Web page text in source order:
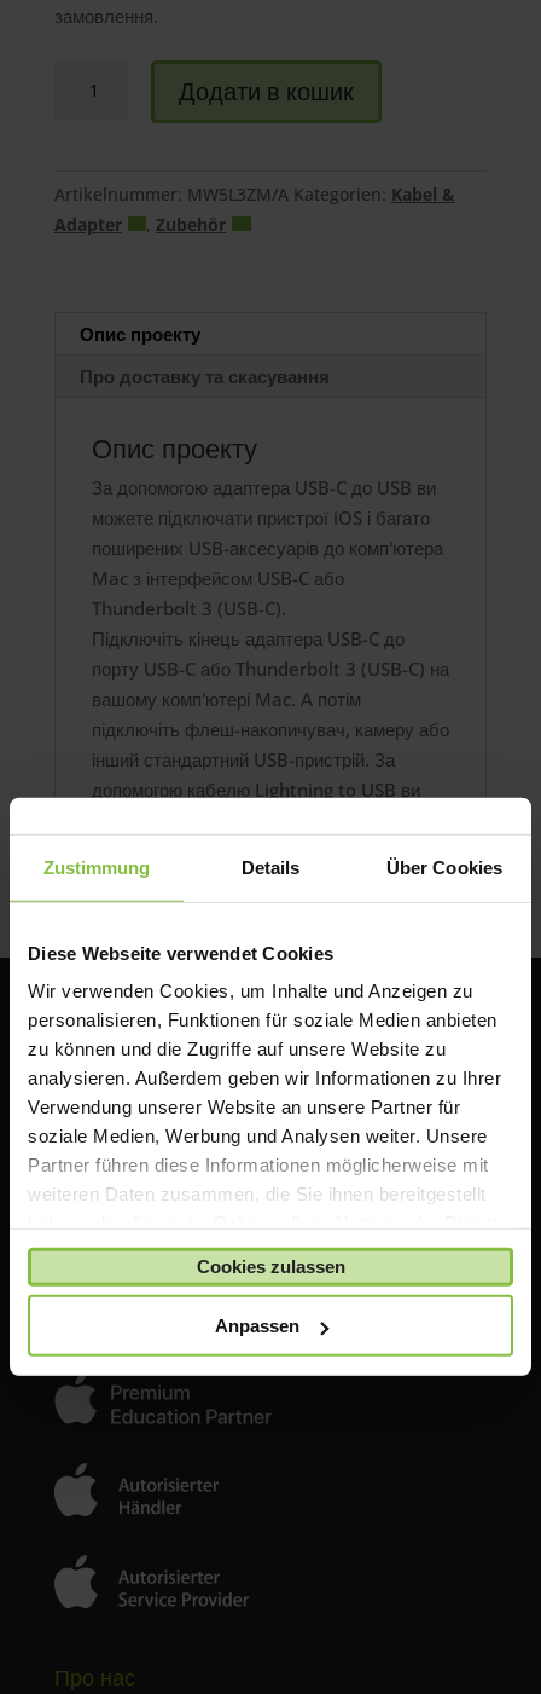
Zustimmung Details Über Cookies
Diese Webseite verwendet Cookies
Wir verwenden Cookies, um Inhalte und Anzeigen zu
personalisieren, Funktionen für soziale Medien anbieten
zu können und die Zugriffe auf unsere Website zu
analysieren. Außerdem geben wir Informationen zu Ihrer
Verwendung unserer Website an unsere Partner für
soziale Medien, Werbung und Analysen weiter. Unsere
Partner führen diese Informationen möglicherweise mit
weiteren Daten zusammen, die Sie ihnen bereitgestellt
gesammelt haben.
Cookies zulassen
Anpassen
замовлення.
перехідників
C
на
Додати в кошик
Artikelnummer: MW5L3ZM/A Kategorien: Kabel &
Adapter
,Zubehör
Опис проекту
Про доставку та скасування
Опис проекту
За допомогою адаптера USB-C до USB ви
можете підключати пристрої iOS і багато
поширених USB-аксесуарів до комп'ютера
Mac з інтерфейсом USB-C або
Thunderbolt 3 (USB-C).
Підключіть кінець адаптера USB-C до
порту USB-C або Thunderbolt 3 (USB-C) на
вашому комп'ютері Mac. А потім
підключіть флеш-накопичувач, камеру або
інший стандартний USB-пристрій. За
допомогою кабелю Lightning to USB ви
ACS Group GmbH
Otto-Hahn-Str. 38a
85521 Ottobrunn / Riemerling
Німеччина
e:tabletklasse@acsgroup.de
t: +49 (0)89 189 31 30 15
Про нас